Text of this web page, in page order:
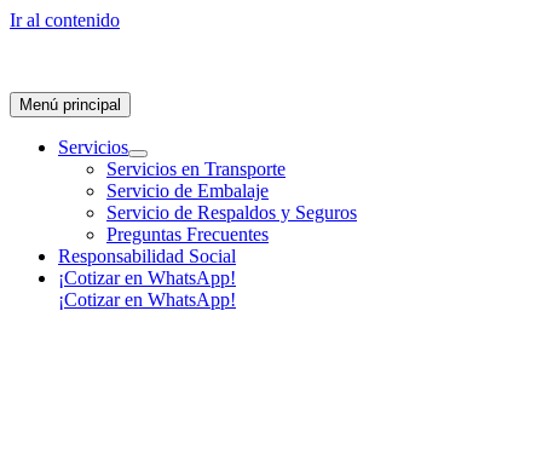
Ir al contenido
Menú principal
Servicios
Servicios en Transporte
Servicio de Embalaje
Servicio de Respaldos y Seguros
Preguntas Frecuentes
Responsabilidad Social
¡Cotizar en WhatsApp!
¡Cotizar en WhatsApp!